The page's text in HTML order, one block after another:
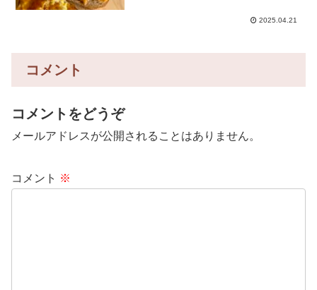
おいしかったのですが、少しずつレシピ
2025.04.21
コメント
コメントをどうぞ
メールアドレスが公開されることはありません。
コメント ※